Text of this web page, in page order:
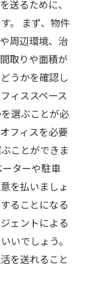
送るために、
。 まず、物件
周辺環境、治
取りや面積が
うかを確認し
ィススペース
選ぶことが必
フィスを必要
ことができま
ターや駐車
を払いましょ
ることになる
ェントによる
いでしょう。
を送れること